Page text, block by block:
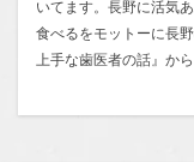
いてます。長野に活気
食べるをモットーに長
上手な歯医者の話 』か